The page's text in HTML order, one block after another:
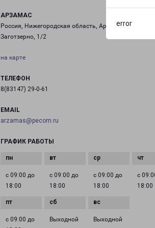
error
АРЗАМАС
Россия, Нижегородская область, Арзамас, улица
Заготзерно, 1/2
на карте
ТЕЛЕФОН
8(83147) 29-0-61
EMAIL
arzamas@pecom.ru
ГРАФИК РАБОТЫ
с 09:00 до
18:00
с 09:00 до
18:00
с 09:00 до
18:00
с
18:00
с 09:00 до
Выходной Выходной